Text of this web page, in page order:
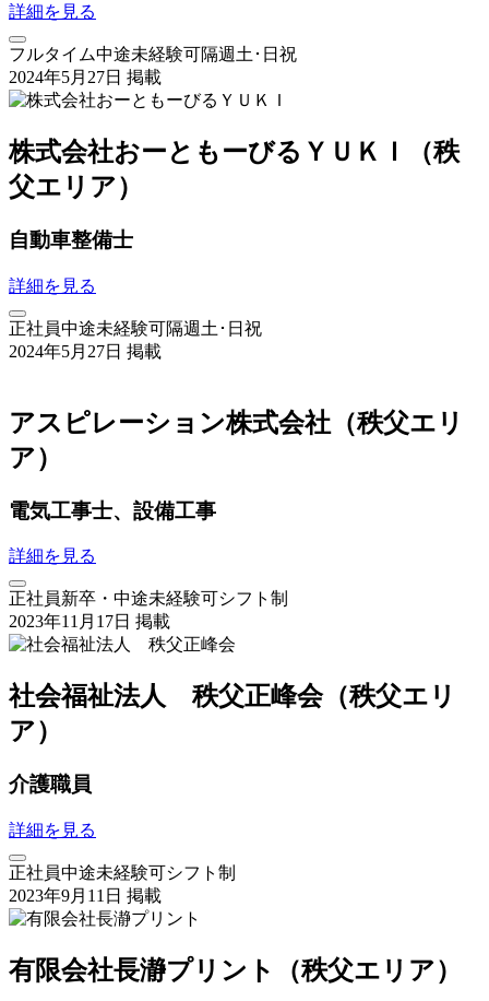
詳細を見る
フルタイム中途未経験可隔週土･日祝
2024年5月27日 掲載
株式会社おーともーびるＹＵＫＩ（秩
父エリア）
自動車整備士
詳細を見る
正社員中途未経験可隔週土･日祝
2024年5月27日 掲載
アスピレーション株式会社（秩父エリ
ア）
電気工事士、設備工事
詳細を見る
正社員新卒・中途未経験可シフト制
2023年11月17日 掲載
社会福祉法人 秩父正峰会（秩父エリ
ア）
介護職員
詳細を見る
正社員中途未経験可シフト制
2023年9月11日 掲載
有限会社長瀞プリント（秩父エリア）